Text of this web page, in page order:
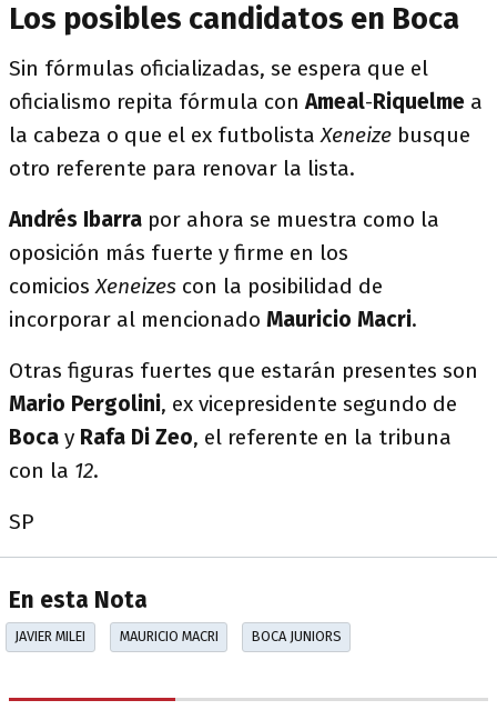
Los posibles candidatos en Boca
Sin fórmulas oficializadas, se espera que el
oficialismo repita fórmula conAmeal-Riquelme a
la cabeza o que el ex futbolistaXeneize busque
otro referente para renovar la lista.
Andrés Ibarra por ahora se muestra como la
oposición más fuerte y firme en los
comiciosXeneizes con la posibilidad de
incorporar al mencionado Mauricio Macri.
Otras figuras fuertes que estarán presentes son
Mario Pergolini, ex vicepresidente segundo de
Boca y Rafa Di Zeo, el referente en la tribuna
con la 12.
SP
En esta Nota
JAVIER MILEI MAURICIO MACRI BOCA JUNIORS